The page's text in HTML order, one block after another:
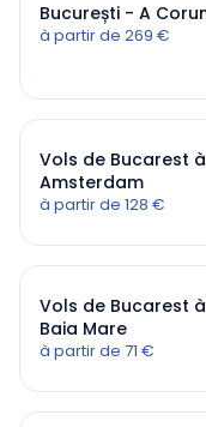
București - A
à partir de 269 €
Vols de Bucarest à
Amsterdam
à partir de 128 €
Vols de Bucarest à
Baia Mare
à partir de 71 €